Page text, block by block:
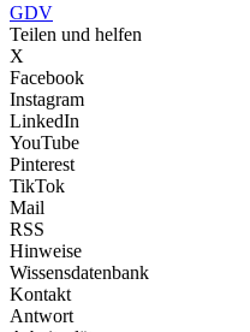
GDV
Teilen und helfen
X
Facebook
Instagram
LinkedIn
YouTube
Pinterest
TikTok
Mail
RSS
Hinweise
Wissensdatenbank
Kontakt
Antwort